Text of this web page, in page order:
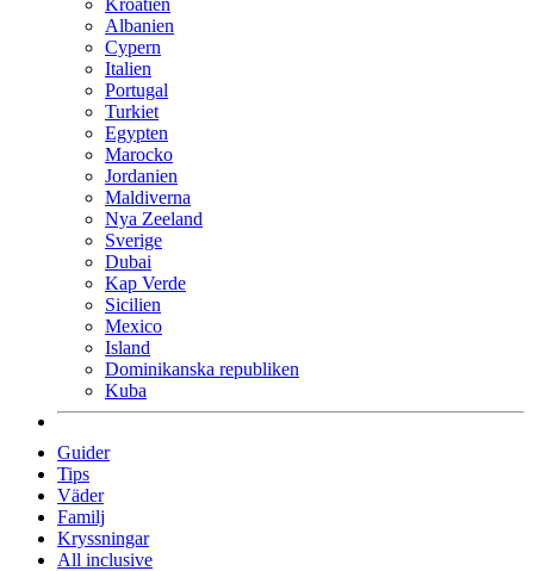
Kroatien
Albanien
Cypern
Italien
Portugal
Turkiet
Egypten
Marocko
Jordanien
Maldiverna
Nya Zeeland
Sverige
Dubai
Kap Verde
Sicilien
Mexico
Island
Dominikanska republiken
Kuba
Guider
Tips
Väder
Familj
Kryssningar
All inclusive